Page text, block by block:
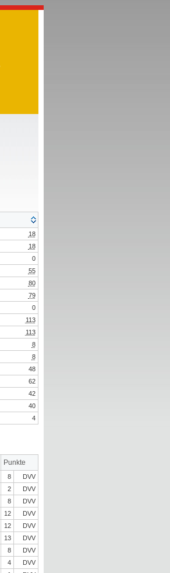
18
18
0
55
80
79
0
113
113
8
8
48
62
42
40
4
Punkte
8
DVV
2
DVV
8
DVV
12
DVV
12
DVV
13
DVV
8
DVV
4
DVV